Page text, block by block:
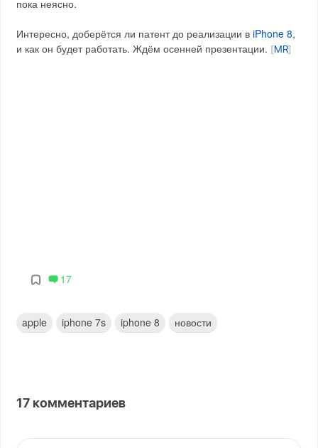
пока неясно.
Интересно, доберётся ли патент до реализации вiPhone 8,
и как он будет работать. Ждём осенней презентации.
MR
17
apple iphone 7s iphone 8 новости
17 комментариев